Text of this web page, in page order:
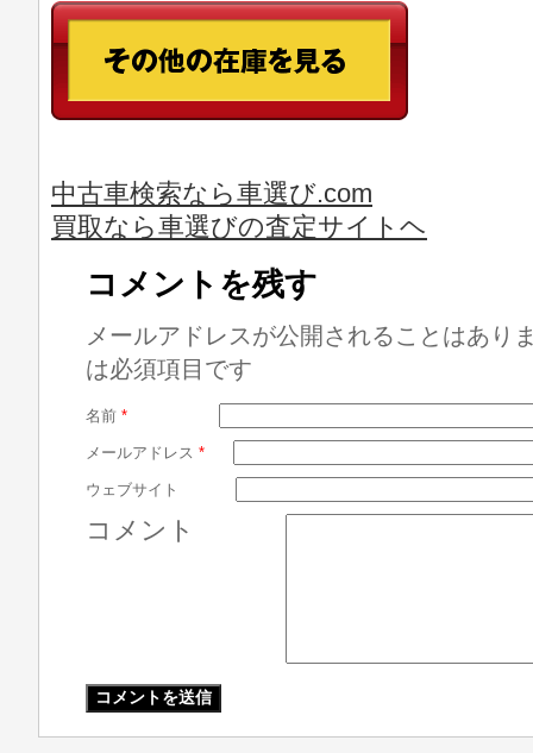
中古車検索なら車選び.com
買取なら車選びの査定サイトヘ
コメントを残す
メールアドレスが公開されることはあり
は必須項目です
名前 *
メールアドレス *
ウェブサイト
コメント